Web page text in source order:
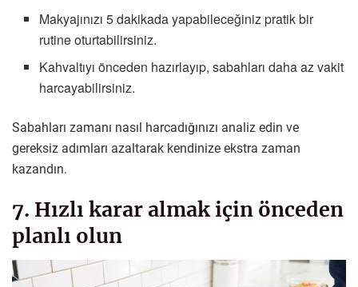
Makyajınızı 5 dakikada yapabileceğiniz pratik bir
rutine oturtabilirsiniz.
Kahvaltıyı önceden hazırlayıp, sabahları daha az vakit
harcayabilirsiniz.
Sabahları zamanı nasıl harcadığınızı analiz edin ve
gereksiz adımları azaltarak kendinize ekstra zaman
kazandın.
7. Hızlı karar almak için önceden
planlı olun